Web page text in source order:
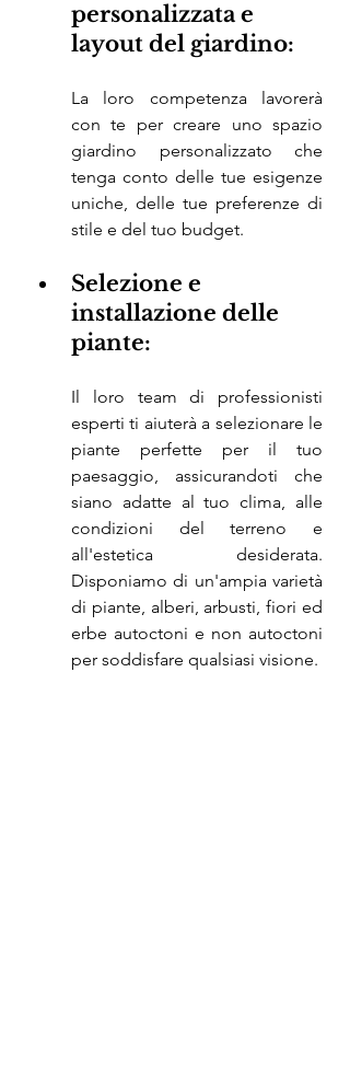
personalizzata e
layout del giardino:
La loro competenza lavorerà
con te per creare uno spazio
giardino personalizzato che
tenga conto delle tue esigenze
uniche, delle tue preferenze di
stile e del tuo budget.
Selezione e
installazione delle
piante:
Il loro team di professionisti
esperti ti aiuterà a selezionare le
piante perfette per il tuo
paesaggio, assicurandoti che
siano adatte al tuo clima, alle
condizioni del terreno e
all'estetica desiderata.
Disponiamo di un'ampia varietà
di piante, alberi, arbusti, fiori ed
erbe autoctoni e non autoctoni
per soddisfare qualsiasi visione.